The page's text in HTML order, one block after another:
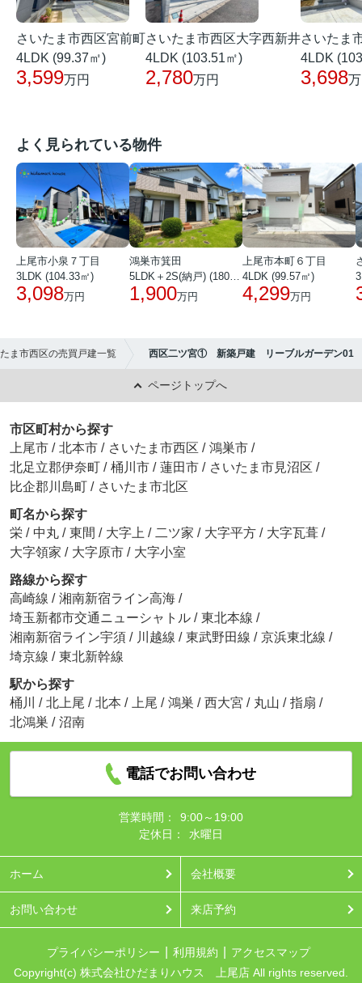
さいたま市西区宮前町
4LDK (99.37㎡)
3,599万円
さいたま市西区大字西新井
4LDK (103.51㎡)
2,780万円
さいたま
4LDK
3,698
よく見られている物件
上尾市小泉７丁目
3LDK (104.33㎡)
3,098万円
鴻巣市箕田
1,900万円
上尾市本町６丁目
4LDK (99.57㎡)
4,299万円
ま市西区の売買戸建一覧 西区二ツ宮① 新築戸建 リーブルガーデン01
ページトップへ
市区町村から探す
上尾市 / 北本市 / さいたま市西区 / 鴻巣市 /
北足立郡伊奈町 / 桶川市 / 蓮田市 / さいたま市見沼区 /
比企郡川島町 / さいたま市北区
町名から探す
栄 / 中丸 / 東間 / 大字上 / 二ツ家 / 大字平方 / 大字瓦葺 /
大字領家 / 大字原市 / 大字小室
路線から探す
高崎線 / 湘南新宿ライン高海 /
埼玉新都市交通ニューシャトル / 東北本線 /
湘南新宿ライン宇須 / 川越線 / 東武野田線 / 京浜東北線 /
埼京線 / 東北新幹線
駅から探す
桶川
/ 北上尾 / 北本 / 上尾 / 鴻巣 / 西大宮 / 丸山 / 指扇 /
北鴻巣 / 沼南
電話でお問い合わせ
営業時間：
9:00～19:00
定休日：
水曜日
ホーム 会社概要
お問い合わせ 来店予約
プライバシーポリシー 利用規約
アクセスマップ
Copyright(c) 株式会社ひだまりハウス 上尾店 All rights reserved.